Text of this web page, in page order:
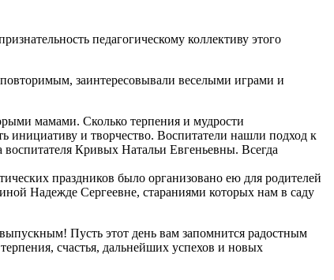
педагогическому коллективу этого
заинтересовывали веселыми играми и
мамами. Сколько терпения и мудрости
инициативу и творчество. Воспитатели нашли подход к
Кривых Натальи Евгеньевны. Всегда
праздников было организовано ею для родителей
Надежде Сергеевне, стараниями которых нам в саду
Пусть этот день вам запомнится радостным
счастья, дальнейших успехов и новых